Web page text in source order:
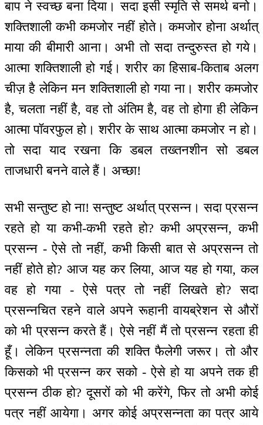
बाप ने स्वच्छ बना दिया। सदा इसी स्मृति से समर्थ बनो।
शक्तिशाली कभी कमजोर नहीं होते। कमजोर होना अर्थात्
माया की बीमारी आना। अभी तो सदा तन्दुरुस्त हो गये।
आत्मा शक्तिशाली हो गई। शरीर का हिसाब-किताब अलग
चीज़ है लेकिन मन शक्तिशाली हो गया ना। शरीर कमजोर
है, चलता नहीं है, वह तो अंतिम है, वह तो होगा ही लेकिन
आत्मा पॉवरफुल हो। शरीर के साथ आत्मा कमजोर न हो।
तो सदा याद रखना कि डबल तख्तनशीन सो डबल
ताजधारी बनने वाले हैं। अच्छा!
सभी सन्तुष्ट हो ना! सन्तुष्ट अर्थात् प्रसन्न। सदा प्रसन्न
रहते हो या कभी-कभी रहते हो? कभी अप्रसन्न, कभी
प्रसन्न - ऐसे तो नहीं, कभी किसी बात से अप्रसन्न तो
नहीं होते हो? आज यह कर लिया, आज यह हो गया, कल
वह हो गया - ऐसे पत्र तो नहीं लिखते हो? सदा
प्रसन्नचित रहने वाले अपने रूहानी वायब्रेशन से औरों
को भी प्रसन्न करते हैं। ऐसे नहीं मैं तो प्रसन्न रहता ही
हूँ। लेकिन प्रसन्नता की शक्ति फैलेगी जरूर। तो और
किसको भी प्रसन्न कर सको - ऐसे हो या अपने तक ही
प्रसन्न ठीक हो? दूसरों को भी करेंगे, फिर तो अभी कोई
पत्र नहीं आयेगा। अगर कोई अप्रसन्नता का पत्र आये